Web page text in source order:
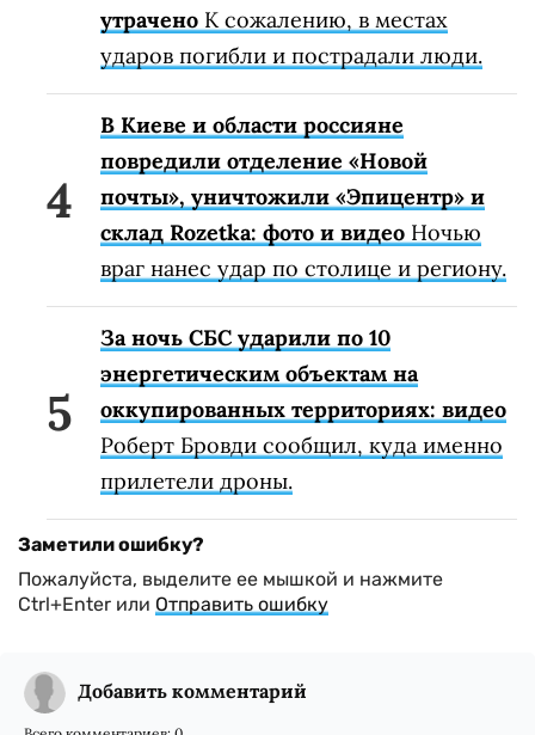
утрачено К сожалению, в местах
ударов погибли и пострадали люди.
В Киеве и области россияне
повредили отделение «Новой
почты», уничтожили «Эпицентр» и
склад Rozetka: фото и видео Ночью
враг нанес удар по столице и региону.
За ночь СБС ударили по 10
энергетическим объектам на
оккупированных территориях: видео
Роберт Бровди сообщил, куда именно
прилетели дроны.
Заметили ошибку?
Пожалуйста, выделите ее мышкой и нажмите
Ctrl+Enter или Отправить ошибку
Добавить комментарий